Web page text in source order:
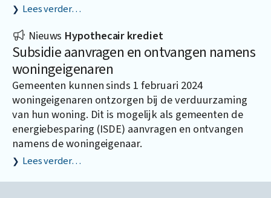
Lees verder…
Nieuws Hypothecair krediet
Subsidie aanvragen en ontvangen namens
woningeigenaren
Gemeenten kunnen sinds 1 februari 2024
woningeigenaren ontzorgen bij de verduurzaming
van hun woning. Dit is mogelijk als gemeenten de
energiebesparing (ISDE) aanvragen en ontvangen
namens de woningeigenaar.
Lees verder…